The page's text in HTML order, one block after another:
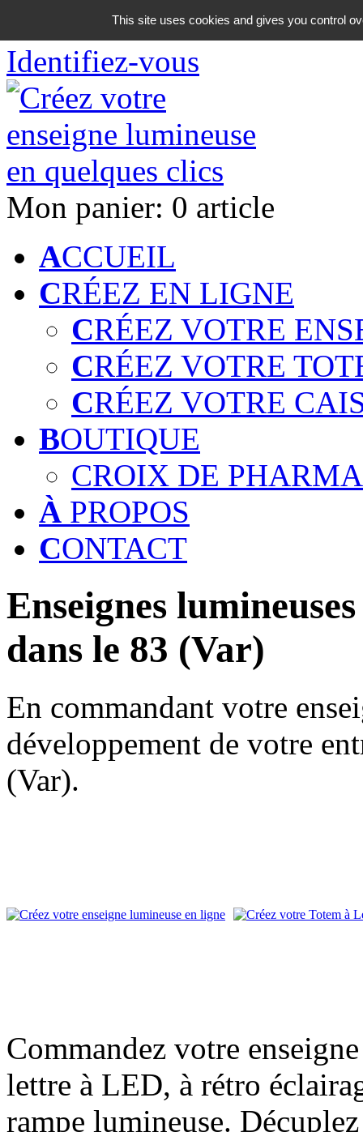
06 18 42 08 59
Identifiez-vous
Mon panier: 0 article
ACCUEIL
CRÉEZ EN LIGNE
CRÉEZ VOTRE
CRÉEZ VOTRE
CRÉEZ VOTRE
BOUTIQUE
CROIX DE
À PROPOS
CONTACT
Enseignes
dans le 83 (Var)
En commandant votre
développement de votre
(Var).
Commandez votre
lettre à LED, à rétro
rampe lumineuse.
This site uses cookies and gives you control